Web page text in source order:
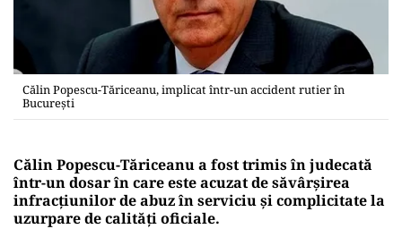
Călin Popescu-Tăriceanu, implicat într-un accident rutier în
București
Călin Popescu-Tăriceanu a fost trimis în judecată
într-un dosar în care este acuzat de săvârşirea
infracţiunilor de abuz în serviciu şi complicitate la
uzurpare de calităţi oficiale.